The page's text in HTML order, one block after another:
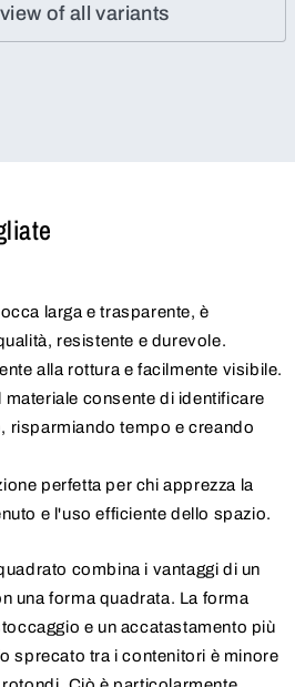
of all variants
larga e trasparente, è
resistente e durevole.
alla rottura e facilmente visibile.
materiale consente di identificare
risparmiando tempo e creando
perfetta per chi apprezza la
e l'uso efficiente dello spazio.
combina i vantaggi di un
una forma quadrata. La forma
e un accatastamento più
sprecato tra i contenitori è minore